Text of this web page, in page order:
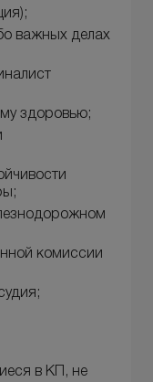
важных делах
здоровью;
комиссии
в КП, не